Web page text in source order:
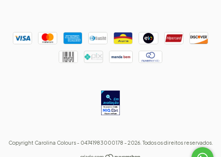
Copyright Carolina Colours - 04741983000178 - 2026. Todos os direitos reservados.